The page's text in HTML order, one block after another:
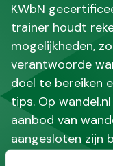
KWbN
trainer houdt
mogelijkheden,
verantwoorde
doel te bereiken
tips. Op
aanbod van
aangesloten zijn
overzicht kun je